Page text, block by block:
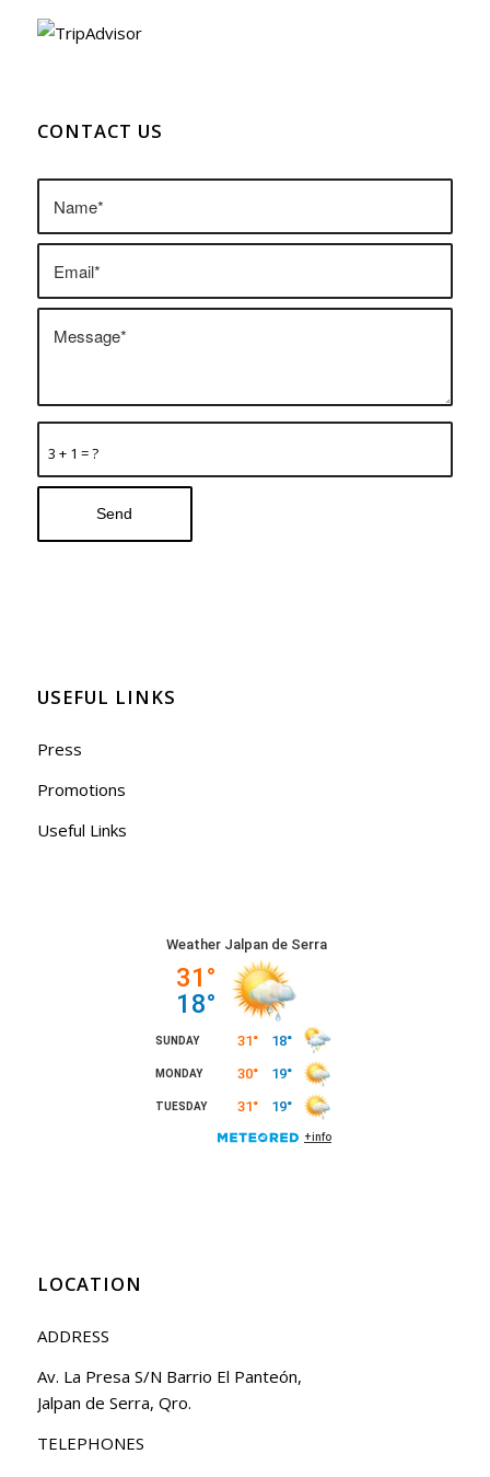
CONTACT US
3 + 1 = ?
USEFUL LINKS
Press
Promotions
Useful Links
LOCATION
ADDRESS
Av. La Presa S/N Barrio El Panteón,
Jalpan de Serra, Qro.
TELEPHONES